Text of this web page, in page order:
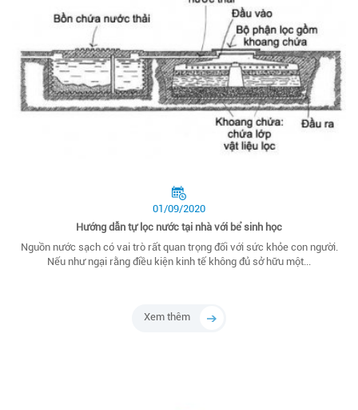
01/09/2020
Hướng dẫn tự lọc nước tại nhà với bể sinh học
Nguồn nước sạch có vai trò rất quan trọng đối với sức khỏe con người.
Nếu như ngại rằng điều kiện kinh tế không đủ sở hữu một...
Xem thêm